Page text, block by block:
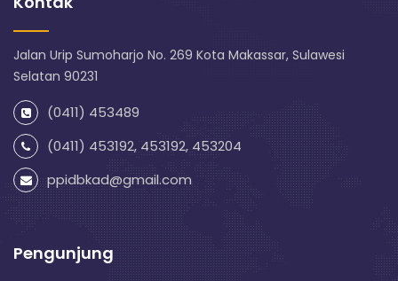
Jalan Urip Sumoharjo No. 269 Kota Makassar, Sulawesi
Selatan 90231
(0411) 453489
(0411) 453192, 453192, 453204
ppidbkad@gmail.com
Pengunjung